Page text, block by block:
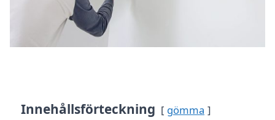
Innehållsförteckning gömma